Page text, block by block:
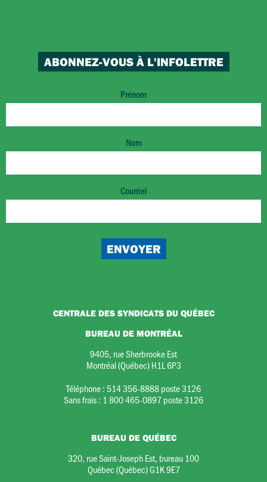
ABONNEZ-VOUS À L'INFOLETTRE
Prénom
Nom
Courriel
CENTRALE DES SYNDICATS DU QUÉBEC
BUREAU DE MONTRÉAL
9405, rue Sherbrooke Est
Montréal (Québec) H1L 6P3
Téléphone : 514 356-8888 poste 3126
Sans frais : 1 800 465-0897 poste 3126
BUREAU DE QUÉBEC
320, rue Saint-Joseph Est, bureau 100
Québec (Québec) G1K 9E7